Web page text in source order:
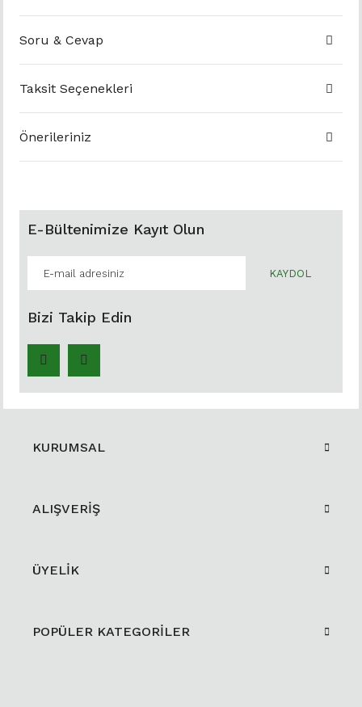
Soru & Cevap
Taksit Seçenekleri
Önerileriniz
E-Bültenimize Kayıt Olun
KAYDOL
Bizi Takip Edin
KURUMSAL
ALIŞVERİŞ
ÜYELİK
POPÜLER KATEGORİLER